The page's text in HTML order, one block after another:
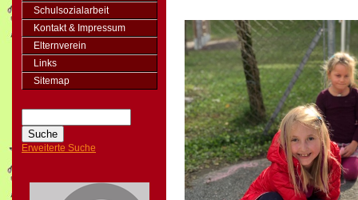
Schulsozialarbeit
Kontakt & Impressum
Elternverein
Links
Sitemap
Erweiterte Suche